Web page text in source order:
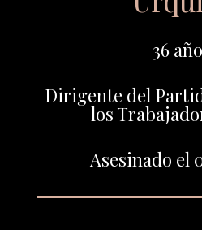
36
Dirigente del
los
Asesinado el